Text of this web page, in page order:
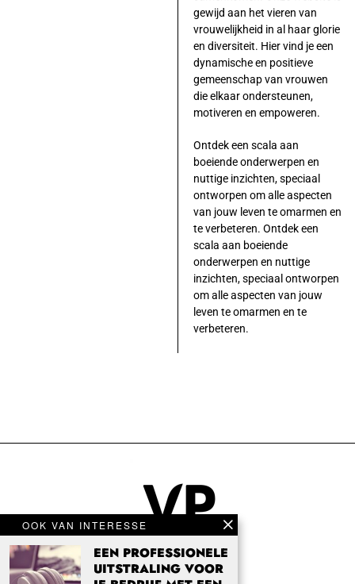
OOK VAN INTERESSE
EEN PROFESSIONELE
UITSTRALING VOOR
gewijd aan het vieren van
vrouwelijkheid in al haar glorie
en diversiteit. Hier vind je een
dynamische en positieve
gemeenschap van vrouwen
die elkaar ondersteunen,
motiveren en empoweren.
Ontdek een scala aan
boeiende onderwerpen en
nuttige inzichten, speciaal
ontworpen om alle aspecten
van jouw leven te omarmen en
te verbeteren. Ontdek een
scala aan boeiende
onderwerpen en nuttige
inzichten, speciaal ontworpen
om alle aspecten van jouw
leven te omarmen en te
verbeteren.